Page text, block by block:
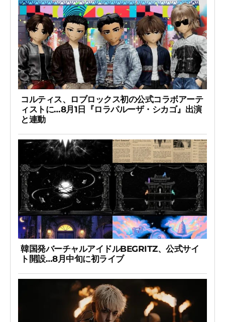
コルティス、ロブロックス初の公式コラボアーテ
ィストに…8月1日『ロラパルーザ・シカゴ』出演
と連動
韓国発バーチャルアイドルBEGRITZ、公式サイ
ト開設…8月中旬に初ライブ